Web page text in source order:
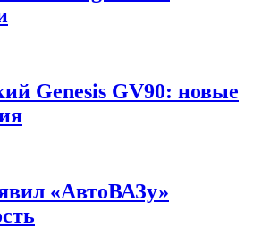
Genesis GV90: новые
«АвтоВАЗу»